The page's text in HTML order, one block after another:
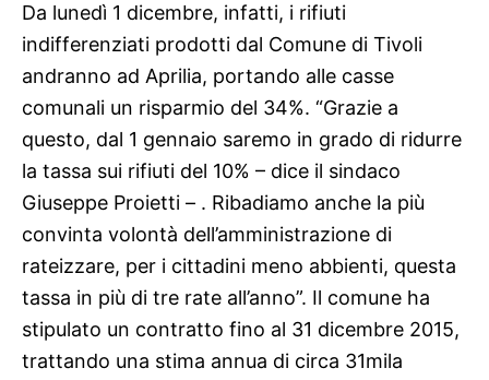
Da lunedì 1 dicembre, infatti, i rifiuti
indifferenziati prodotti dal Comune di Tivoli
andranno ad Aprilia, portando alle casse
comunali un risparmio del 34%. “Grazie a
questo, dal 1 gennaio saremo in grado di ridurre
la tassa sui rifiuti del 10% – dice il sindaco
Giuseppe Proietti – . Ribadiamo anche la più
convinta volontà dell’amministrazione di
rateizzare, per i cittadini meno abbienti, questa
tassa in più di tre rate all’anno”. Il comune ha
stipulato un contratto fino al 31 dicembre 2015,
trattando una stima annua di circa 31mila